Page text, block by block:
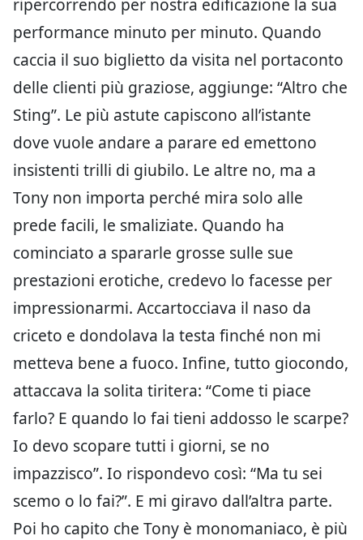
performance minuto per minuto. Quando
caccia il suo biglietto da visita nel portaconto
delle clienti più graziose, aggiunge: “Altro che
Sting”. Le più astute capiscono all’istante
dove vuole andare a parare ed emettono
insistenti trilli di giubilo. Le altre no, ma a
Tony non importa perché mira solo alle
prede facili, le smaliziate. Quando ha
cominciato a spararle grosse sulle sue
prestazioni erotiche, credevo lo facesse per
impressionarmi. Accartocciava il naso da
criceto e dondolava la testa finché non mi
metteva bene a fuoco. Infine, tutto giocondo,
attaccava la solita tiritera: “Come ti piace
farlo? E quando lo fai tieni addosso le scarpe?
Io devo scopare tutti i giorni, se no
impazzisco”. Io rispondevo così: “Ma tu sei
scemo o lo fai?”. E mi giravo dall’altra parte.
Poi ho capito che Tony è monomaniaco, è più